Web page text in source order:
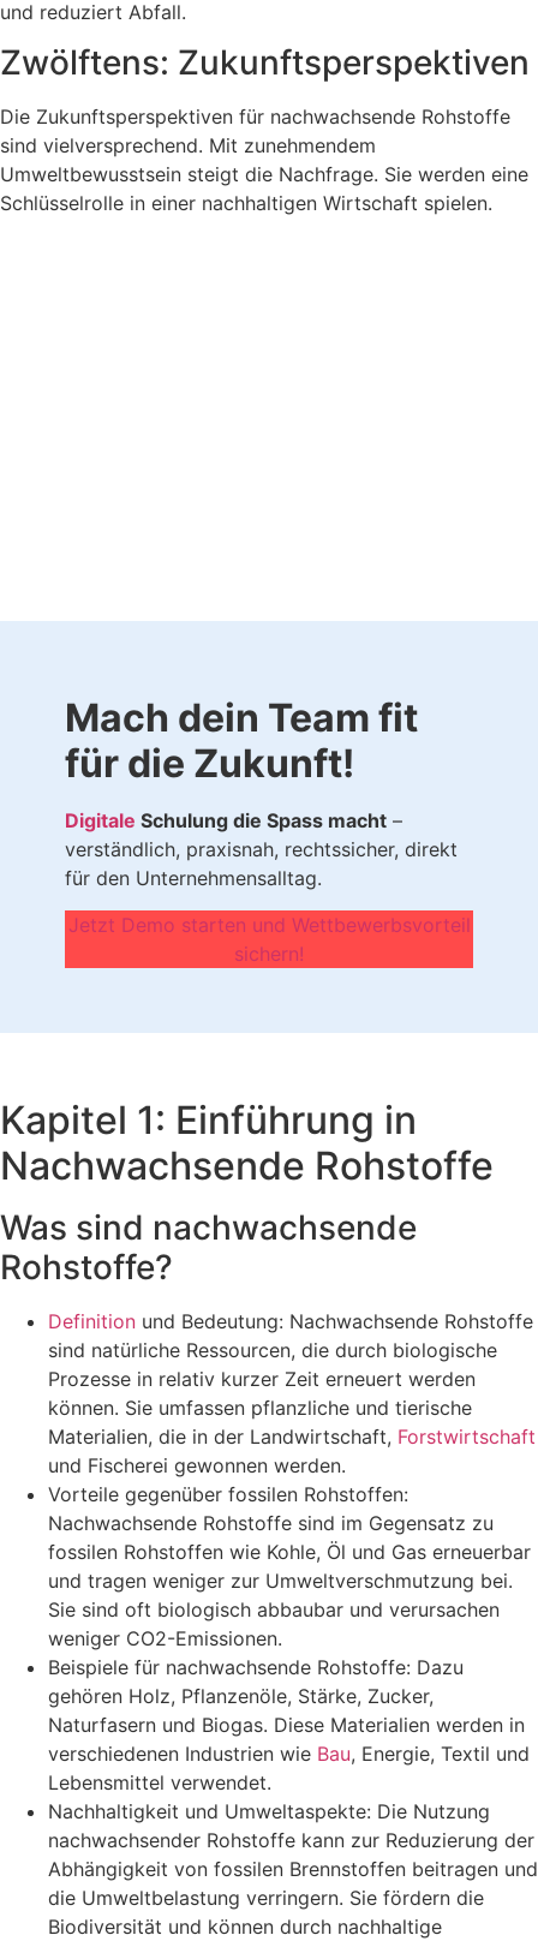
und reduziert Abfall.
Zwölftens: Zukunftsperspektiven
Die Zukunftsperspektiven für nachwachsende Rohstoffe
sind vielversprechend. Mit zunehmendem
Umweltbewusstsein steigt die Nachfrage. Sie werden eine
Schlüsselrolle in einer nachhaltigen Wirtschaft spielen.
Mach dein Team fit
für die Zukunft!
Digitale Schulung die Spass macht –
verständlich, praxisnah, rechtssicher, direkt
für den Unternehmensalltag.
Jetzt Demo starten und Wettbewerbsvorteil
sichern!
Kapitel 1: Einführung in
Nachwachsende Rohstoffe
Was sind nachwachsende
Rohstoffe?
Definition und Bedeutung: Nachwachsende Rohstoffe
sind natürliche Ressourcen, die durch biologische
Prozesse in relativ kurzer Zeit erneuert werden
können. Sie umfassen pflanzliche und tierische
Materialien, die in der Landwirtschaft, Forstwirtschaft
und Fischerei gewonnen werden.
Vorteile gegenüber fossilen Rohstoffen:
Nachwachsende Rohstoffe sind im Gegensatz zu
fossilen Rohstoffen wie Kohle, Öl und Gas erneuerbar
und tragen weniger zur Umweltverschmutzung bei.
Sie sind oft biologisch abbaubar und verursachen
weniger CO2-Emissionen.
Beispiele für nachwachsende Rohstoffe: Dazu
gehören Holz, Pflanzenöle, Stärke, Zucker,
Naturfasern und Biogas. Diese Materialien werden in
verschiedenen Industrien wie Bau, Energie, Textil und
Lebensmittel verwendet.
Nachhaltigkeit und Umweltaspekte: Die Nutzung
nachwachsender Rohstoffe kann zur Reduzierung der
Abhängigkeit von fossilen Brennstoffen beitragen und
die Umweltbelastung verringern. Sie fördern die
Biodiversität und können durch nachhaltige